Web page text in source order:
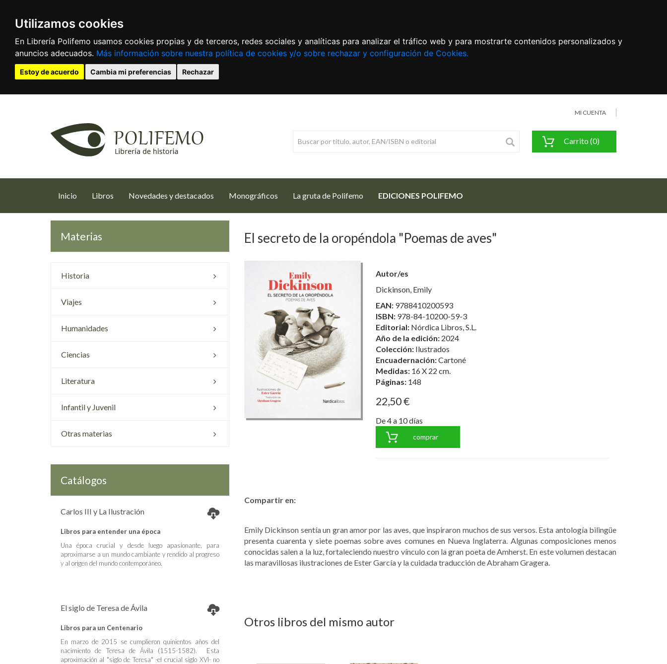
Utilizamos cookies
En Librería Polifemo usamos cookies propias y de terceros, redes sociales y analíticas para analizar el tráfico web y para mostrarte contenidos personalizados y
anuncios adecuados. Más información sobre nuestra política de cookies y/o sobre rechazar y configuración de Cookies.
Estoy de acuerdo Cambia mi preferencias Rechazar
MI CUENTA
Carrito (0)
Inicio (current)
Libros Novedades y destacados Monográficos La gruta de Polifemo EDICIONES POLIFEMO
Materias
Historia
Viajes
Humanidades
Ciencias
Literatura
Infantil y Juvenil
Otras materias
Catálogos
Carlos III y La Ilustración
Libros para entender una época
Una época crucial y desde luego apasionante, para
aproximarse a un mundo cambiante y rendido al progreso
y al origen del mundo contemporáneo.
El siglo de Teresa de Ávila
Libros para un Centenario
En marzo de 2015 se cumplieron quinientos años del
nacimiento de Teresa de Ávila (1515-1582). Esta
aproximación al "siglo de Teresa" -el crucial siglo XVI- no
El secreto de la oropéndola "Poemas de aves"
Autor/es
Dickinson, Emily
EAN: 9788410200593
ISBN: 978-84-10200-59-3
Editorial: Nórdica Libros, S.L.
Año de la edición: 2024
Colección: Ilustrados
Encuadernación:Cartoné
Medidas: 16 X 22 cm.
Páginas: 148
22,50 €
De 4 a 10 días
comprar
Compartir en:
Emily Dickinson sentía un gran amor por las aves, que inspiraron muchos de sus versos. Esta antología bilingüe
presenta cuarenta y siete poemas sobre aves comunes en Nueva Inglaterra. Algunas composiciones menos
conocidas salen a la luz, fortaleciendo nuestro vínculo con la gran poeta de Amherst. En este volumen destacan
las maravillosas ilustraciones de Ester García y la cuidada traducción de Abraham Gragera.
Otros libros del mismo autor